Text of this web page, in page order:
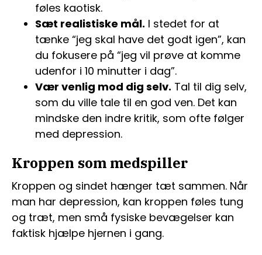
føles kaotisk.
Sæt realistiske mål. I stedet for at
tænke “jeg skal have det godt igen”, kan
du fokusere på “jeg vil prøve at komme
udenfor i 10 minutter i dag”.
Vær venlig mod dig selv. Tal til dig selv,
som du ville tale til en god ven. Det kan
mindske den indre kritik, som ofte følger
med depression.
Kroppen som medspiller
Kroppen og sindet hænger tæt sammen. Når
man har depression, kan kroppen føles tung
og træt, men små fysiske bevægelser kan
faktisk hjælpe hjernen i gang.